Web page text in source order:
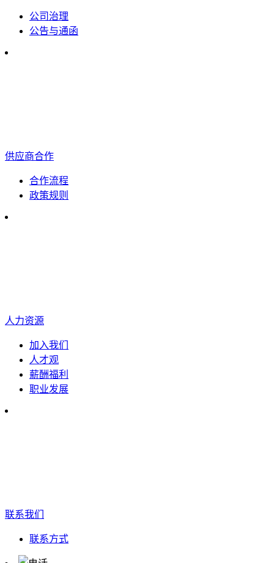
公司治理
公告与通函
供应商合作
合作流程
政策规则
人力资源
加入我们
人才观
薪酬福利
职业发展
联系我们
联系方式